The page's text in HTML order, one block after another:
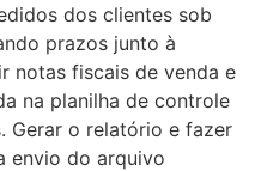
dos clientes sob
prazos junto à
notas fiscais de venda e
na planilha de controle
Gerar o relatório e fazer
envio do arquivo